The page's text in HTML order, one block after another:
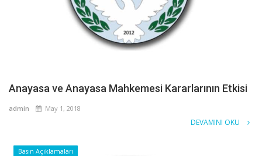
Anayasa ve Anayasa Mahkemesi Kararlarının Etkisi
admin May 1, 2018
DEVAMINI OKU
Basın Açıklamaları